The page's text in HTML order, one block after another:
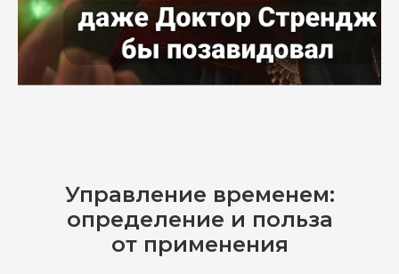
Управление временем:
определение и польза
от применения